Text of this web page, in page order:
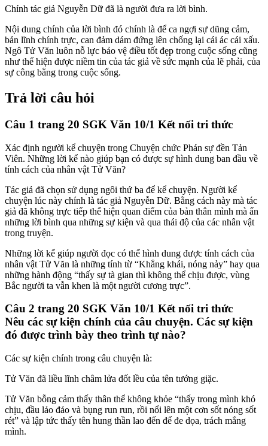
Chính tác giả Nguyễn Dữ đã là người đưa ra lời bình.
Nội dung chính của lời bình đó chính là để ca ngợi sự dũng cảm,
bản lĩnh chính trực, can đảm dám đứng lên chống lại cái ác cái xấu.
Ngô Tử Văn luôn nỗ lực bảo vệ điều tốt đẹp trong cuộc sống cũng
như thể hiện được niềm tin của tác giả về sức mạnh của lẽ phải, của
sự công bằng trong cuộc sống.
Trả lời câu hỏi
Câu 1 trang 20 SGK Văn 10/1 Kết nối tri thức
Xác định người kể chuyện trong Chuyện chức Phán sự đền Tản
Viên. Những lời kể nào giúp bạn có được sự hình dung ban đầu về
tính cách của nhân vật Tử Văn?
Tác giả đã chọn sử dụng ngôi thứ ba để kể chuyện. Người kể
chuyện lúc này chính là tác giả Nguyễn Dữ. Bằng cách này mà tác
giả đã không trực tiếp thể hiện quan điểm của bản thân mình mà ẩn
những lời bình qua những sự kiện và qua thái độ của các nhân vật
trong truyện.
Những lời kể giúp người đọc có thể hình dung được tính cách của
nhân vật Tử Văn là những tính từ “Khẳng khái, nóng nảy” hay qua
những hành động “thấy sự tà gian thì không thể chịu được, vùng
Bắc người ta vẫn khen là một người cương trực”.
Câu 2 trang 20 SGK Văn 10/1 Kết nối tri thức
Nêu các sự kiện chính của câu chuyện. Các sự kiện
đó được trình bày theo trình tự nào?
Các sự kiện chính trong câu chuyện là:
Tử Văn đã liều lĩnh châm lửa đốt lều của tên tướng giặc.
Tử Văn bỗng cảm thấy thân thể không khỏe “thấy trong mình khó
chịu, đầu lảo đảo và bụng run run, rồi nổi lên một cơn sốt nóng sốt
rét” và lập tức thấy tên hung thần lao đến để đe dọa, trách mắng
mình.